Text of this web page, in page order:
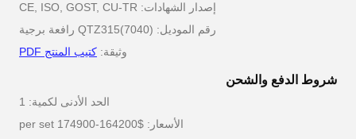
إصدار الشهادات: CE, ISO, GOST, CU-TR
رقم الموديل: QTZ315(7040) رافعة برجية
وثيقة: كتيب المنتج PDF
شروط الدفع والشحن
الحد الأدنى لكمية: 1
الأسعار: $164200-174900 per set